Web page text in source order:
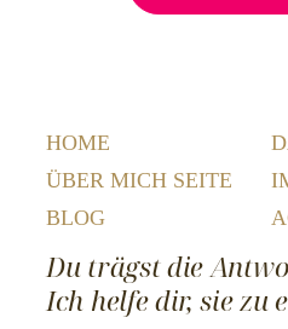
HOME
ÜBER MICH SEITE
BLOG
Du trägst die
Ich helfe dir, sie zu